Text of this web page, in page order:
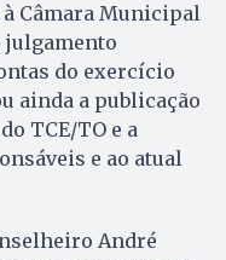
Câmara Municipal
julgamento
do exercício
ainda a publicação
TCE/TO e a
e ao atual
André